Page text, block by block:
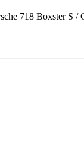
718 Boxster S /